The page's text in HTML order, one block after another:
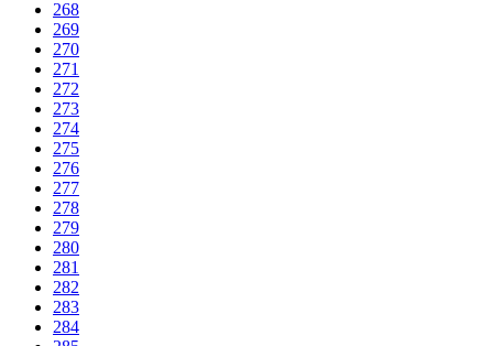
268
269
270
271
272
273
274
275
276
277
278
279
280
281
282
283
284